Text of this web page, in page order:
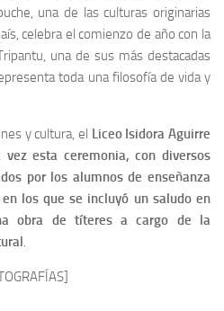
una de las culturas originarias
celebra el comienzo de año con la
una de sus más destacadas
toda una filosofía de vida y
y cultura, el Liceo Isidora Aguirre
esta ceremonia, con diversos
por los alumnos de enseñanza
los que se incluyó un saludo en
obra de títeres a cargo de la
.